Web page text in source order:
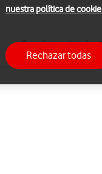
Cuando insertas dos
tarjetas.
nuestra política de
Rechazar todas